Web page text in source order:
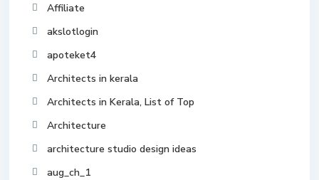
Affiliate
akslotlogin
apoteket4
Architects in kerala
Architects in Kerala, List of Top
Architecture
architecture studio design ideas
aug_ch_1